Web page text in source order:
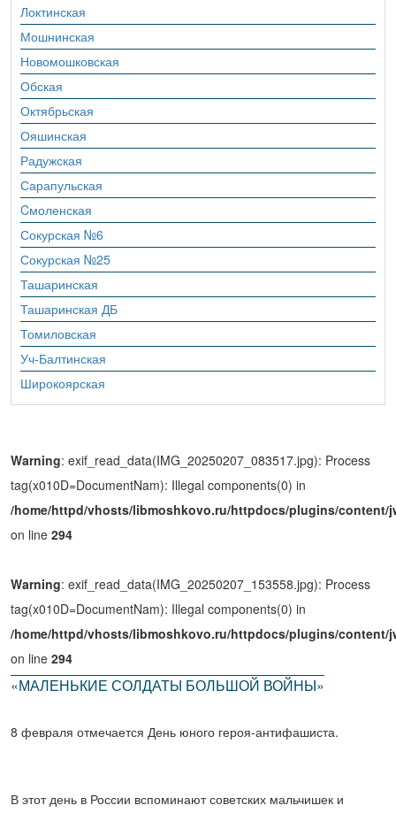
Локтинская
Мошнинская
Новомошковская
Обская
Октябрьская
Ояшинская
Радужская
Сарапульская
Cмоленская
Сокурская №6
Сокурская №25
Ташаринская
Ташаринская ДБ
Томиловская
Уч-Балтинская
Широкоярская
Warning: exif_read_data(IMG_20250207_083517.jpg): Process
tag(x010D=DocumentNam): Illegal components(0) in
/home/httpd/vhosts/libmoshkovo.ru/httpdocs/plugins/content/
on line 294
Warning: exif_read_data(IMG_20250207_153558.jpg): Process
tag(x010D=DocumentNam): Illegal components(0) in
/home/httpd/vhosts/libmoshkovo.ru/httpdocs/plugins/content/
on line 294
«МАЛЕНЬКИЕ СОЛДАТЫ БОЛЬШОЙ ВОЙНЫ»
8 февраля отмечается День юного героя-антифашиста.
В этот день в России вспоминают советских мальчишек и